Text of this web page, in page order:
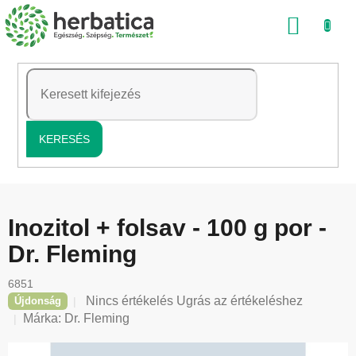
Ugrás
a
tartalomhoz
KERESÉS
Inozitol + folsav - 100 g por -
Dr. Fleming
6851
Újdonság
A
termék
Nincs értékelés Ugrás az értékeléshez
Márka: Dr. Fleming